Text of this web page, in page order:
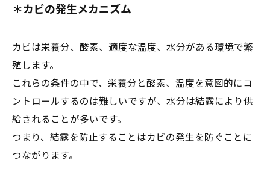
＊カビの発生メカニズム
カビは栄養分、酸素、適度な温度、水分がある環境で繁
殖します。
これらの条件の中で、栄養分と酸素、温度を意図的にコ
ントロールするのは難しいですが、水分は結露により供
給されることが多いです。
つまり、結露を防止することはカビの発生を防ぐことに
つながります。